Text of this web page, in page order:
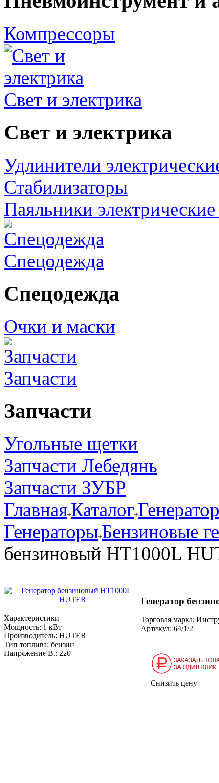
Компрессоры
Свет и электрика
Свет и электрика
Удлинители
Стабилизаторы
Паяльники
Спецодежда
Спецодежда
Очки и маски
Запчасти
Запчасти
Угольные щетки
Запчасти Лебедянь
Запчасти ЗУБР
ГлавнаяКаталог
ГенераторыБензиновые
бензиновый HT1000L
Характеристики
Мощность: 1 кВт
Производитель: HUTER
Тип топлива: бензин
Напряжение В.: 220
Генератор
Торговая марка:
Артикул: 64/1/2
Снизить цену